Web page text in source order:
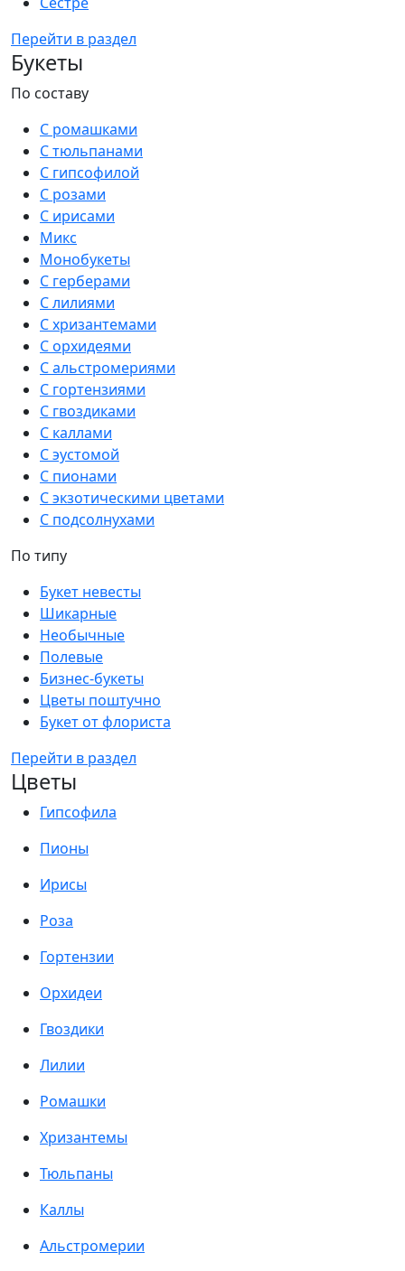
Перейти в раздел
Букеты
По составу
С ромашками
С тюльпанами
С гипсофилой
С розами
С ирисами
Микс
Монобукеты
С герберами
С лилиями
С хризантемами
С орхидеями
С альстромериями
С гортензиями
С гвоздиками
С каллами
С эустомой
С пионами
С экзотическими цветами
С подсолнухами
По типу
Букет невесты
Шикарные
Необычные
Полевые
Бизнес-букеты
Цветы поштучно
Букет от флориста
Перейти в раздел
Цветы
Гипсофила
Пионы
Ирисы
Роза
Гортензии
Орхидеи
Гвоздики
Лилии
Ромашки
Хризантемы
Тюльпаны
Каллы
Альстромерии